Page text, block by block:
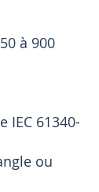
à 900
IEC 61340-
ou